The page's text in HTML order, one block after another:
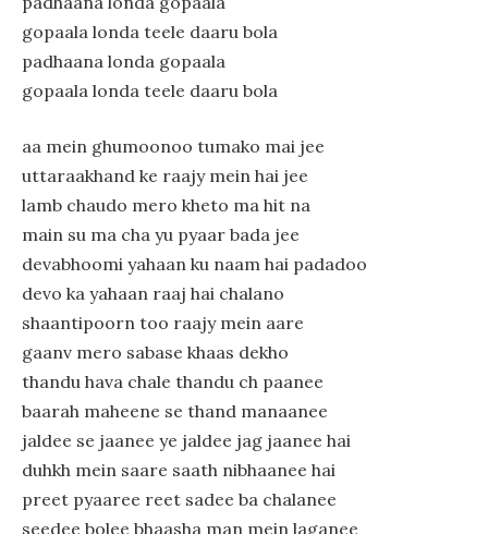
gopaala londa teele daaru bola
padhaana londa gopaala
gopaala londa teele daaru bola
aa mein ghumoonoo tumako mai jee
uttaraakhand ke raajy mein hai jee
lamb chaudo mero kheto ma hit na
main su ma cha yu pyaar bada jee
devabhoomi yahaan ku naam hai padadoo
devo ka yahaan raaj hai chalano
shaantipoorn too raajy mein aare
gaanv mero sabase khaas dekho
thandu hava chale thandu ch paanee
baarah maheene se thand manaanee
jaldee se jaanee ye jaldee jag jaanee hai
duhkh mein saare saath nibhaanee hai
preet pyaaree reet sadee ba chalanee
seedee bolee bhaasha man mein laganee